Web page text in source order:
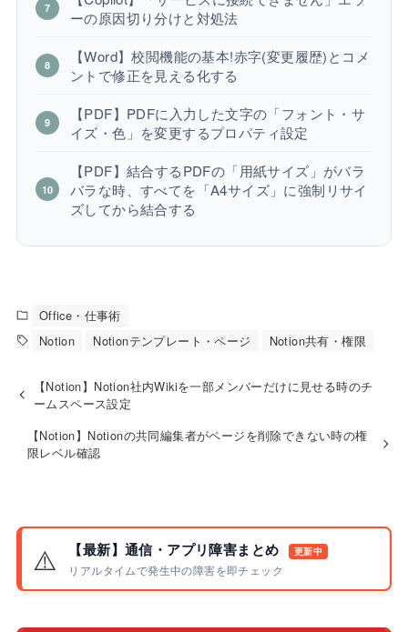
ーの原因切り分けと対処法
【Word】校閲機能の基本!赤字(変更履歴)とコメ
ントで修正を見える化する
【PDF】PDFに入力した文字の「フォント・サ
イズ・色」を変更するプロパティ設定
【PDF】結合するPDFの「用紙サイズ」がバラ
バラな時、すべてを「A4サイズ」に強制リサイ
ズしてから結合する
Office・仕事術
Notion
Notionテンプレート・ページ Notion共有・権限
【Notion】Notion社内Wikiを一部メンバーだけに見せる時のチ
ームスペース設定
【Notion】Notionの共同編集者がページを削除できない時の権
限レベル確認
⚠️ 【最新】通信・アプリ障害まとめ 更新中
リアルタイムで発生中の障害を即チェック